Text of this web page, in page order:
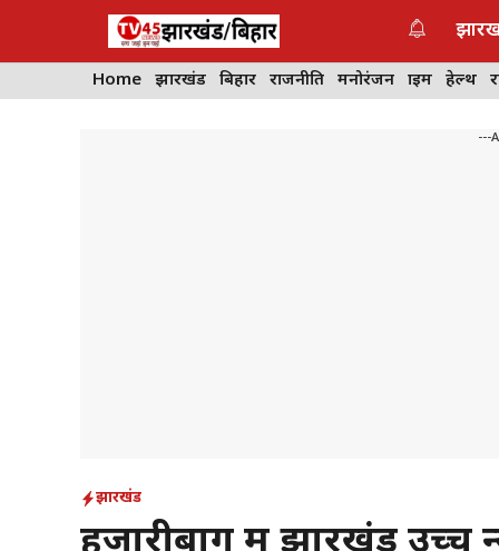
content
Home झारखंड बिहार राजनीति मनोरंजन क्राइम हेल्थ
---
झारखंड